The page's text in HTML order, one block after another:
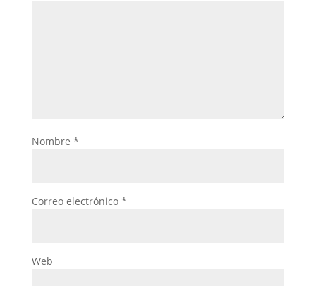
Nombre *
Correo electrónico *
Web